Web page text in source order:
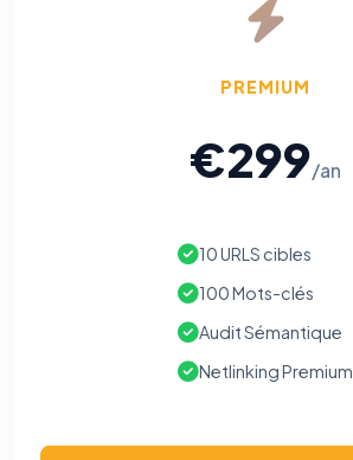
PREMIUM
€299/an
10 URLS cibles
100 Mots-clés
Audit Sémantique
Netlinking Premium